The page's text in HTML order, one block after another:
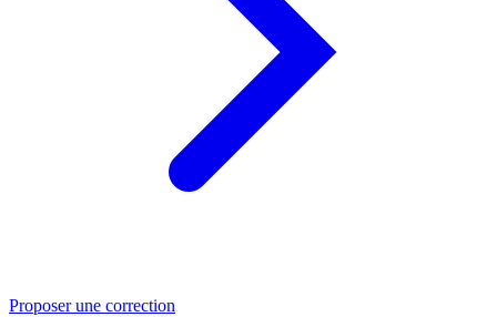
Proposer une correction